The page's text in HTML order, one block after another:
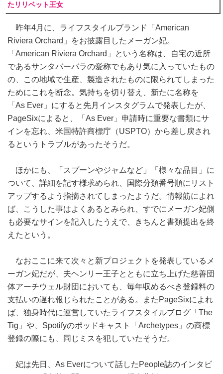
たリリベット王女
昨年4月に、ライフスタイルブランド「American
Riviera Orchard」をお披露目したメーガン妃。
「American Riviera Orchard」という名称は、自宅の近所
であるサンタバーバラの愛称でもあり気に入っていたもの
の、この地域で生産、製造されたものに限られてしまった
ためにこれを断念。気持ちを切り替え、新たに名称を
「As Ever」にすると先月インスタグラムで発表したが、
PageSixによると、「As Ever」申請時に重要な書類にサ
インを忘れ、米国特許商標庁（USPTO）から差し戻され
るというトラブルがあったそうだ。
ほかにも、「スプーンやジャムなど」「様々な品目」に
ついて、詳細を記す様求められ、国際分類番号順にリスト
アップするよう指摘されてしまったようだ。情報筋によれ
ば、こうした事はよくあるとみられ、すでにメーガン妃側
も必要なサインを記入したうえで、きちんと書類提出を終
えたという。
なおここに来て次々と新プロジェクトを発表しているメ
ーガン妃だが、夫ヘンリー王子とともに立ち上げた慈善団
体アーチウェル財団においても、毎年収めるべき登録料の
支払いの遅れ報じられたことがある。またPageSixによれ
ば、独身時代に運営していたライフスタイルブログ「The
Tig」や、Spotifyのポッドキャスト「Archetypes」の商標
登録の際にも、同じミスを犯していたそうだ。
妃は先日、As Everについて話したPeople誌のインタビ